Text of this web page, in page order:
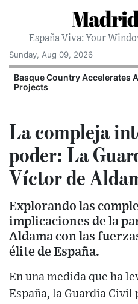
España Viva: Your
Sunday, Aug 09, 2026
Basque Country Accelerates
Projects
La compleja
poder: La
Víctor de
Explorando las
implicaciones de la
Aldama con las
élite de España.
En una medida que ha
España, la Guardia Civil